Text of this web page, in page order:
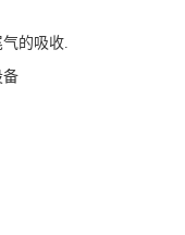
的吸收.
备